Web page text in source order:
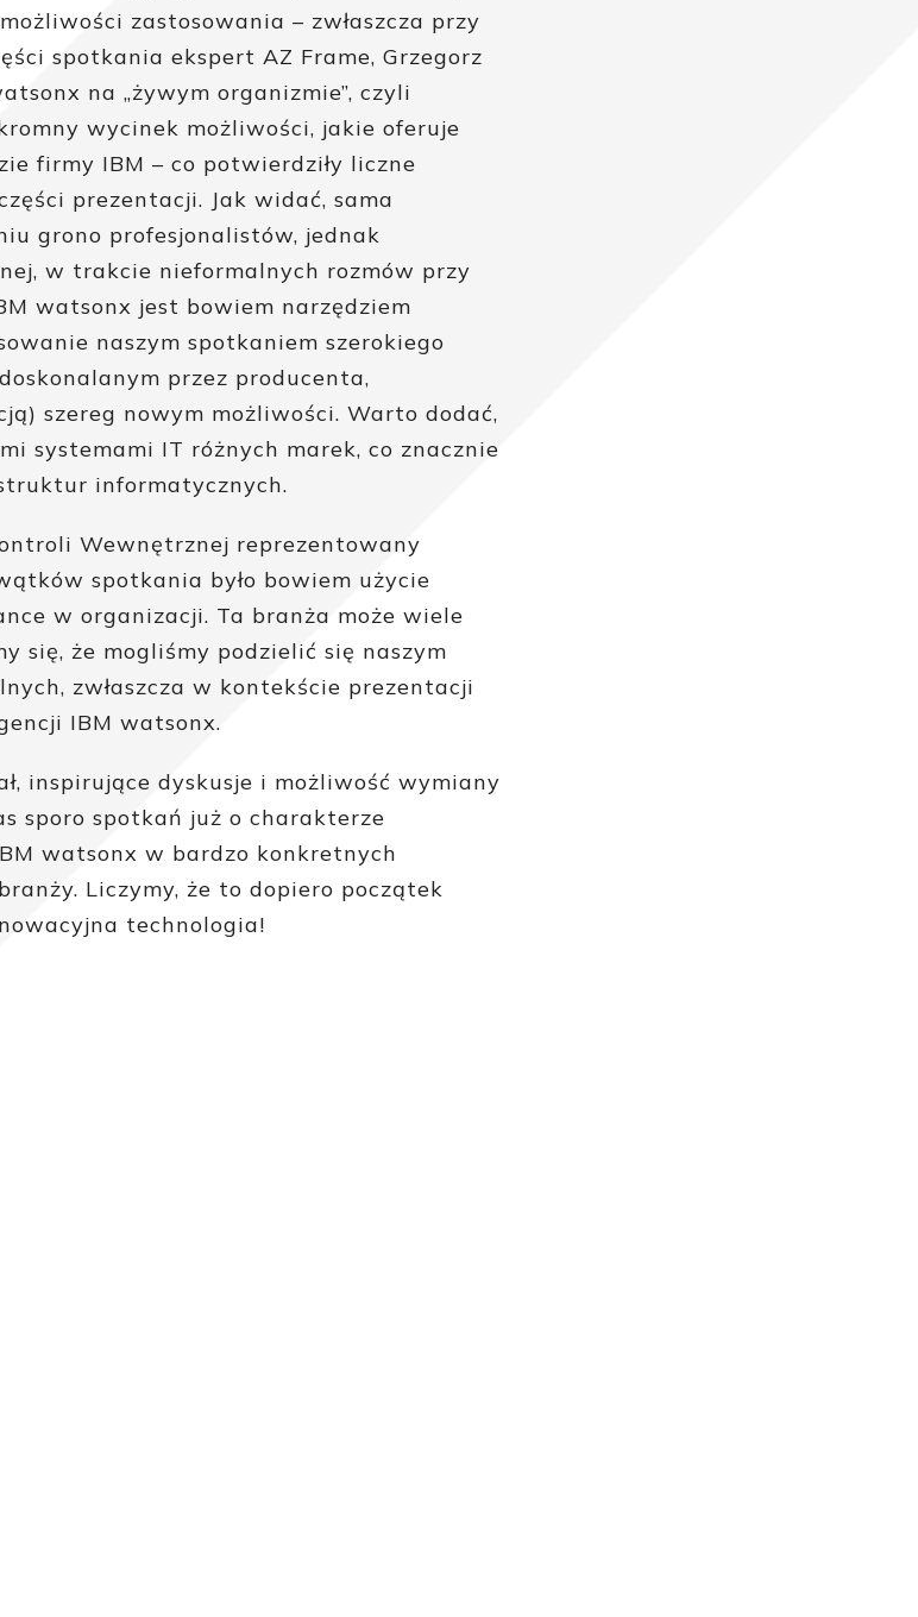
zastosowania – zwłaszcza przy
spotkania ekspert AZ Frame, Grzegorz
na „żywym organizmie”, czyli
wycinek możliwości, jakie oferuje
firmy IBM – co potwierdziły liczne
prezentacji. Jak widać, sama
grono profesjonalistów, jednak
w trakcie nieformalnych rozmów przy
watsonx jest bowiem narzędziem
naszym spotkaniem szerokiego
przez producenta,
szereg nowym możliwości. Warto dodać,
systemami IT różnych marek, co znacznie
informatycznych.
Wewnętrznej reprezentowany
spotkania było bowiem użycie
w organizacji. Ta branża może wiele
się, że mogliśmy podzielić się naszym
zwłaszcza w kontekście prezentacji
IBM watsonx.
inspirujące dyskusje i możliwość wymiany
sporo spotkań już o charakterze
watsonx w bardzo konkretnych
Liczymy, że to dopiero początek
technologia!